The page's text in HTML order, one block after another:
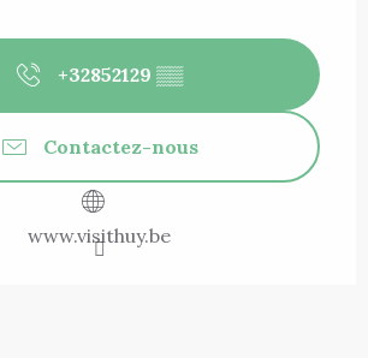
+32852129 ▒▒
Contactez-nous
www.visithuy.be